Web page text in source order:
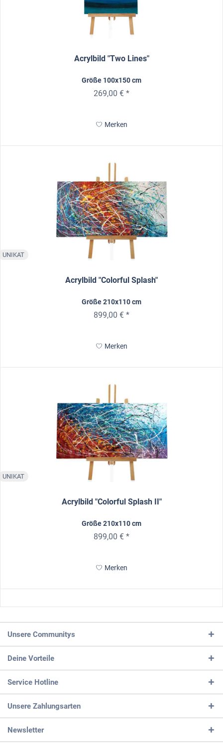
Acrylbild "Two Lines"
Größe 100x150 cm
269,00 € *
Merken
Acrylbild "Colorful Splash"
Größe 210x110 cm
UNIKAT
899,00 € *
Merken
Acrylbild "Colorful Splash II"
Größe 210x110 cm
UNIKAT
899,00 € *
Merken
Unsere Communitys
Deine Vorteile
Service Hotline
Unsere Zahlungsarten
Newsletter